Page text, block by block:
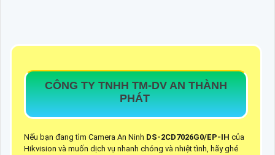
CÔNG TY TNHH TM-DV AN THÀNH
PHÁT
Nếu bạn đang tìm Camera An Ninh DS-2CD7026G0/EP-IH của
Hikvision và muốn dịch vụ nhanh chóng và nhiệt tình, hãy ghé